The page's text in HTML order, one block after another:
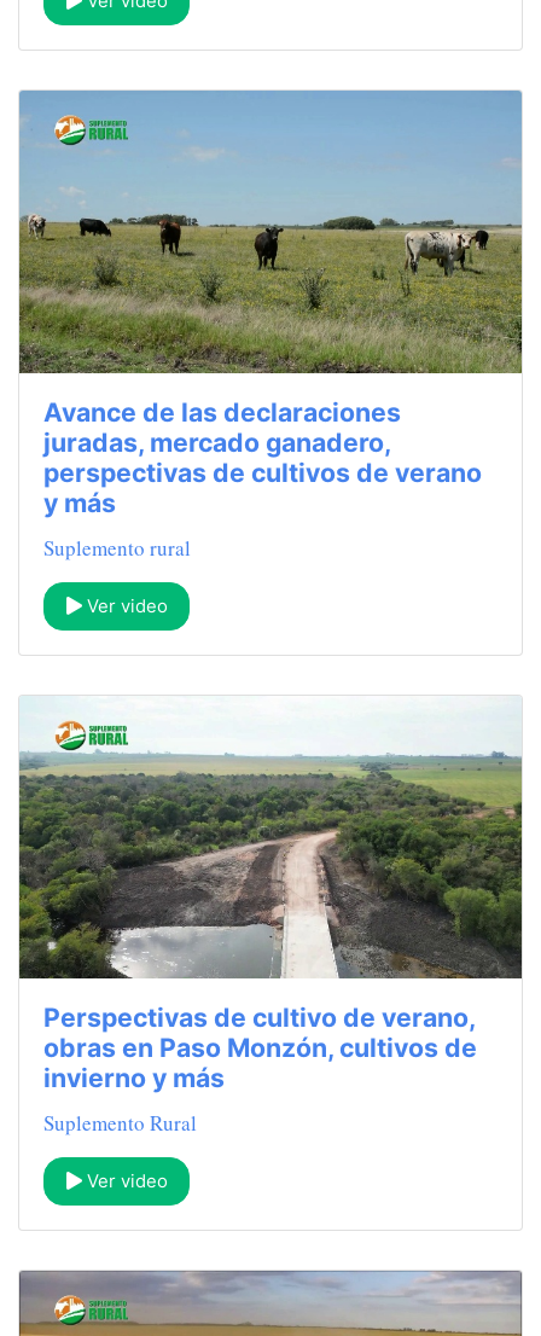
Avance de las declaraciones
juradas, mercado ganadero,
perspectivas de cultivos de verano
y más
Suplemento rural
Ver video
Perspectivas de cultivo de verano,
obras en Paso Monzón, cultivos de
invierno y más
Suplemento Rural
Ver video